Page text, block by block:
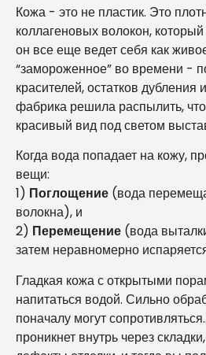
Кожа - это не пластик. Это
коллагеновых волокон,
он все еще ведет себя как
“замороженное” во времени -
красителей, остатков дубления
фабрика решила распылить,
красивый вид под светом
Когда вода попадает на кожу,
вещи:
1) Поглощение (вода
волокна), и
2) Перемещение (вода
затем неравномерно
Гладкая кожа с открытыми
напитаться водой. Сильно
поначалу могут
проникнет внутрь через